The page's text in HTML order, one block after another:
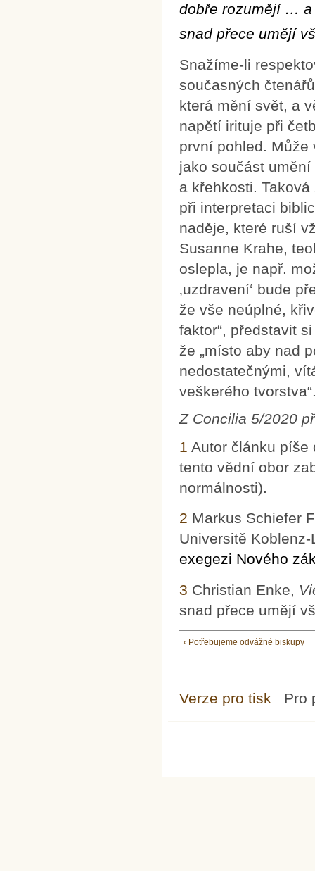
dobře rozumějí … a
snad přece umějí
Snažíme-li
současných
která mění svět, a
napětí irituje při
první pohled. Může
jako součást
a křehkosti.
při interpretaci
naděje, které ruší
Susanne Krahe,
oslepla, je např.
‚uzdravení‘ bude
že vše neúplné,
faktor“, představit
že „místo aby nad
nedostatečnými,
veškerého
Z Concilia 5/2020
1 Autor článku
tento vědní obor
normálnosti).
2 Markus Schiefer
Universitě
exegezi Nového
3 Christian Enke,
snad přece umějí
‹ Potřebujeme odvážné biskupy
Verze pro tisk Pro